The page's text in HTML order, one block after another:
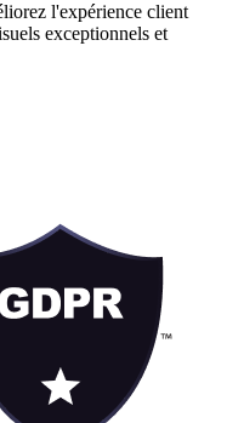
l'expérience client
exceptionnels et